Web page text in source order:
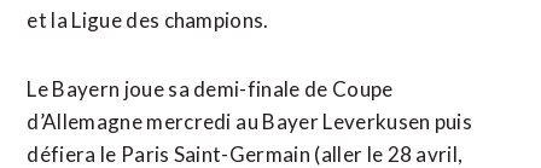
et la Ligue des champions.
Le Bayern joue sa demi-finale de Coupe
d’Allemagne mercredi ⁠au Bayer Leverkusen puis
défiera le Paris Saint-Germain (aller le 28 avril,